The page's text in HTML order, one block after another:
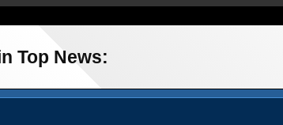
Top News: